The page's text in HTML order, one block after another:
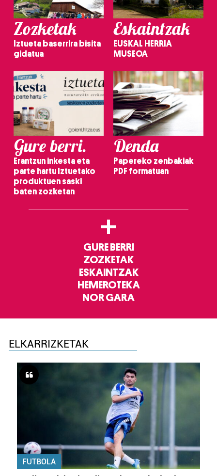
Zozketak
Iztueta baserrira bisita
gidatua
Eskaintzak
EUSKAL HERRIA
MUSEOA
Gure berri.
Erantzun inkesta eta
parte hartu Iztuetako
produktuen saski
baten zozketan
Denda
Papereko zenbakiak
PDF formatuan
+
GURE BERRI
ZOZKETAK
ESKAINTZAK
HEMEROTEKA
NOR GARA
ELKARRIZKETAK
FUTBOLA